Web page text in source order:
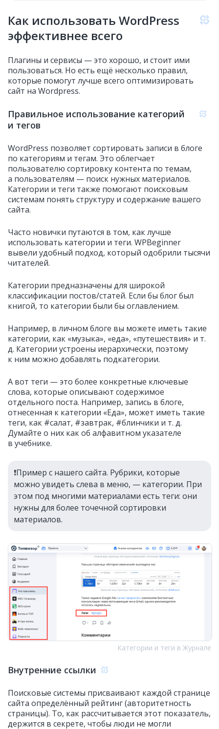
Как использовать WordPress
эффективнее всего
Плагины и сервисы — это хорошо, и стоит ими
пользоваться. Но есть ещё несколько правил,
которые помогут лучше всего оптимизировать
сайт на Wordpress.
Правильное использование категорий
и тегов
WordPress позволяет сортировать записи в блоге
по категориям и тегам. Это облегчает
пользователю сортировку контента по темам,
а пользователям — поиск нужных материалов.
Категории и теги также помогают поисковым
системам понять структуру и содержание вашего
сайта.
Часто новички путаются в том, как лучше
использовать категории и теги. WPBeginner
вывели удобный подход, который одобрили тысячи
читателей.
Категории предназначены для широкой
классификации постов/статей. Если бы блог был
книгой, то категории были бы оглавлением.
Например, в личном блоге вы можете иметь такие
категории, как «музыка», «еда», «путешествия» и т.
д. Категории устроены иерархически, поэтому
к ним можно добавлять подкатегории.
А вот теги — это более конкретные ключевые
слова, которые описывают содержимое
отдельного поста. Например, запись в блоге,
отнесенная к категории «Еда», может иметь такие
теги, как #салат, #завтрак, #блинчики и т. д.
Думайте о них как об алфавитном указателе
в учебнике.
❗️Пример с нашего сайта. Рубрики, которые
можно увидеть слева в меню, — категории. При
этом под многими материалами есть теги: они
нужны для более точечной сортировки
материалов.
Категории и теги в Журнале
Внутренние ссылки
Поисковые системы присваивают каждой странице
сайта определённый рейтинг (авторитетность
страницы). То, как рассчитывается этот показатель,
держится в секрете, чтобы люди не могли